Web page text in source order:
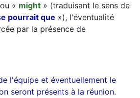
« might » (traduisant le sens de
pourrait que »), l'éventualité
par la présence de
l'équipe et éventuellement le
seront présents à la réunion.